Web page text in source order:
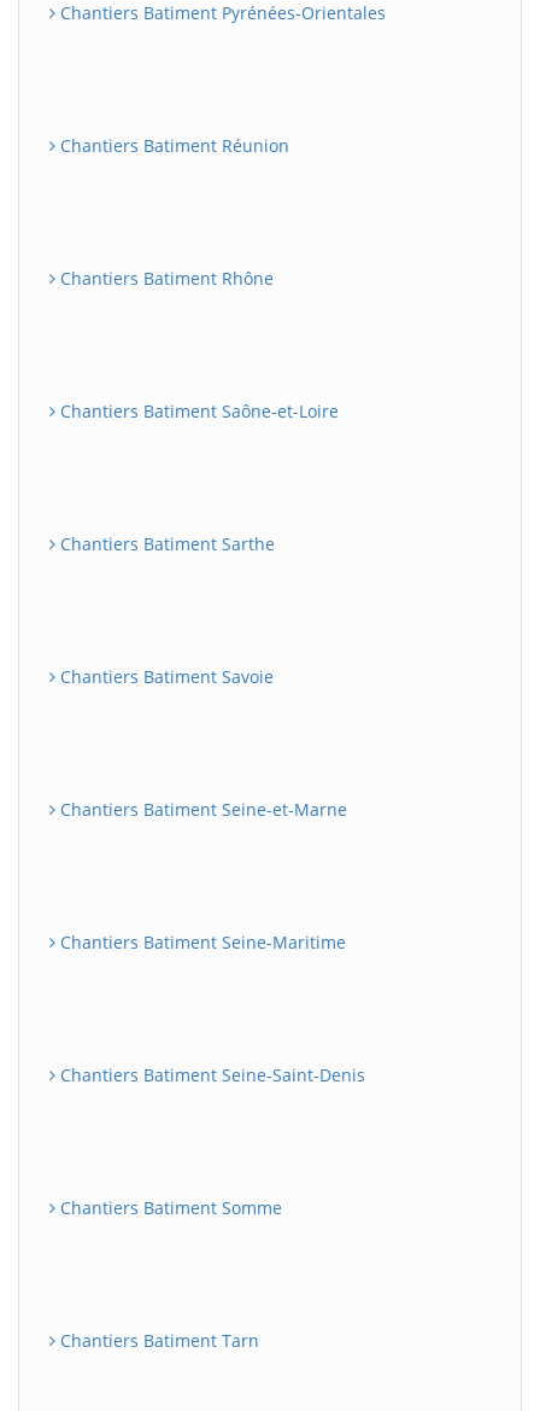
Chantiers Batiment Pyrénées-Orientales
Chantiers Batiment Réunion
Chantiers Batiment Rhône
Chantiers Batiment Saône-et-Loire
Chantiers Batiment Sarthe
Chantiers Batiment Savoie
Chantiers Batiment Seine-et-Marne
Chantiers Batiment Seine-Maritime
Chantiers Batiment Seine-Saint-Denis
Chantiers Batiment Somme
Chantiers Batiment Tarn